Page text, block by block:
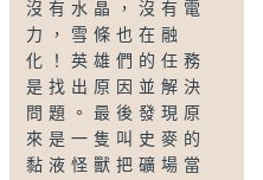
沒有水晶，沒有電
力，雪條也在融
化！英雄們的任務
是找出原因並解決
問題。最後發現原
來是一隻叫史麥的
黏液怪獸把礦場當